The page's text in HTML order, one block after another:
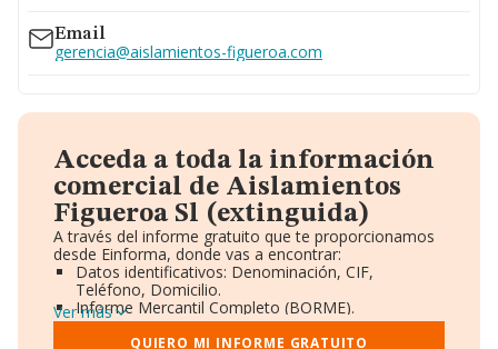
Email
gerencia@aislamientos-figueroa.com
Acceda a toda la información
comercial de Aislamientos
Figueroa Sl (extinguida)
A través del informe gratuito que te proporcionamos
desde Einforma, donde vas a encontrar:
Datos identificativos: Denominación, CIF,
Teléfono, Domicilio.
Informe Mercantil Completo (BORME).
Gráficos de Evolución Ventas y Empleados.
Consejo de Administración y Administradores.
Ver más
QUIERO MI INFORME GRATUITO